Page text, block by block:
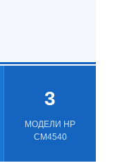
3
МОДЕЛИ HP
CM4540